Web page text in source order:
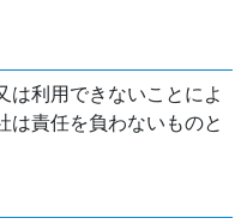
は利用できないことによ
は責任を負わないものと